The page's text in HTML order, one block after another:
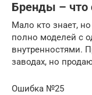
Бренды – что
Мало кто знает,
полно моделей с
внутренностями.
заводах, но
Ошибка №25